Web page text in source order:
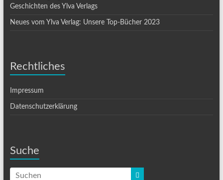
Geschichten des Ylva Verlags
Neues vom Ylva Verlag: Unsere Top-Bücher 2023
Rechtliches
Impressum
Datenschutzerklärung
Suche